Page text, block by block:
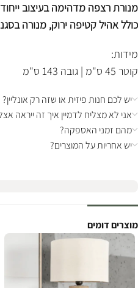
מנורת רצפה מדהימה בעיצוב
כולל אהיל קטיפה ירוק, מנורה
מידות:
קוטר 45 ס"מ | גובה 143 ס"מ
יש לכם חנות פיזית או שזה רק אונליין?
אני לא מצליח לדמיין איך זה ייראה
מהם זמני האספקה?
יש אחריות על המוצרים?
מוצרים דומים